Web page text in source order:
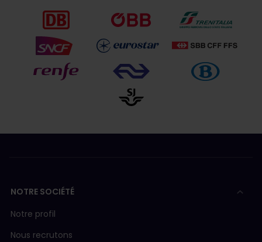
NOTRE SOCIÉTÉ
Notre profil
Nous recrutons